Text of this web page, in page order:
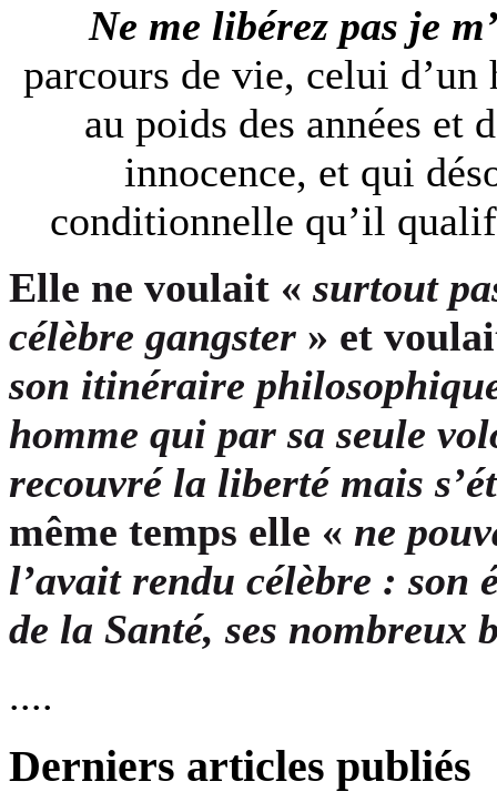
Ne me libérez pas je
parcours de vie, celui
au poids des années et
innocence, et qui
conditionnelle qu’il
Elle ne voulait «surtout
célèbre gangster » et
son itinéraire
homme qui par saseule
recouvré la liberté mais
même temps elle « ne
l’avait rendu célèbre : son
de la Santé, ses nombreux
....
Derniers articles publiés